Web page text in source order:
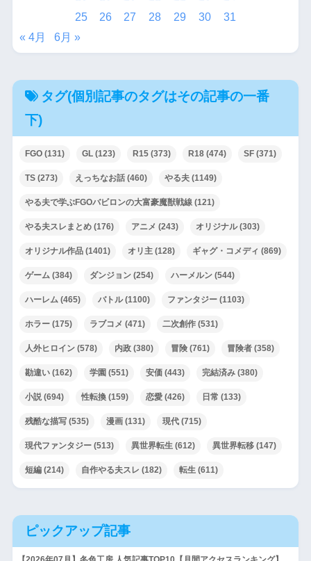
25
26 27 28 29 30
31
« 4月
6月 »
タグ(個別記事のタグはその記事の一番
下)
FGO(131) GL(123) R15(373) R18(474) SF(371)
TS(273) えっちなお話(460) やる夫(1149)
やる夫で学ぶFGOバビロンの大富豪魔獣戦線(121)
やる夫スレまとめ(176) アニメ (243) オリジナル(303)
オリジナル作品(1401) オリ主(128) ギャグ・コメディ (869)
ゲーム(384) ダンジョン(254) ハーメルン(544)
ハーレム(465) バトル(1100) ファンタジー(1103)
ホラー(175) ラブコメ (471) 二次創作(531)
人外ヒロイン(578) 内政(380) 冒険(761) 冒険者(358)
勘違い(162) 学園 (551) 安価(443) 完結済み(380)
小説(694) 性転換(159) 恋愛(426) 日常 (133)
残酷な描写(535) 漫画(131) 現代(715)
現代ファンタジー(513) 異世界転生(612) 異世界転移(147)
短編(214) 自作やる夫スレ (182) 転生(611)
ピックアップ記事